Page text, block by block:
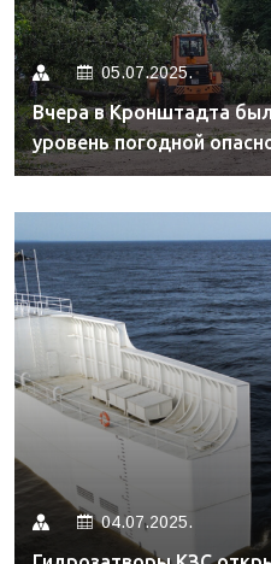
05.07.2025.
Вчера в Кронштадта
уровень погодной
04.07.2025.